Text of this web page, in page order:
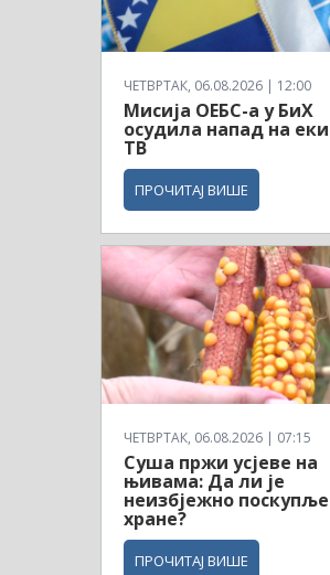
ЧЕТВРТАК, 06.08.2026 | 12:00
Мисија ОЕБС-а у БиХ
осудила напад на
ТВ
ПРОЧИТАЈ ВИШЕ
ЧЕТВРТАК, 06.08.2026 | 07:15
Суша пржи усјеве на
њивама: Да ли је
неизбјежно
хране?
ПРОЧИТАЈ ВИШЕ